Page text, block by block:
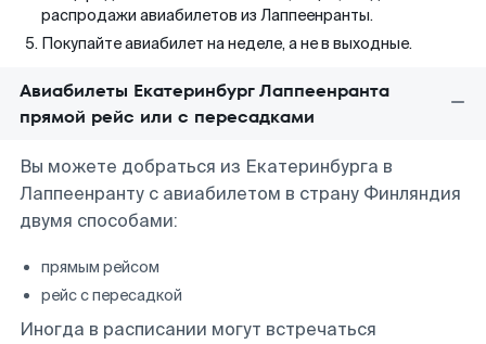
распродажи авиабилетов из Лаппеенранты.
Покупайте авиабилет на неделе, а не в выходные.
Авиабилеты Екатеринбург Лаппеенранта
прямой рейс или с пересадками
Вы можете добраться из Екатеринбурга в
Лаппеенранту с авиабилетом в страну Финляндия
двумя способами:
прямым рейсом
рейс с пересадкой
Иногда в расписании могут встречаться